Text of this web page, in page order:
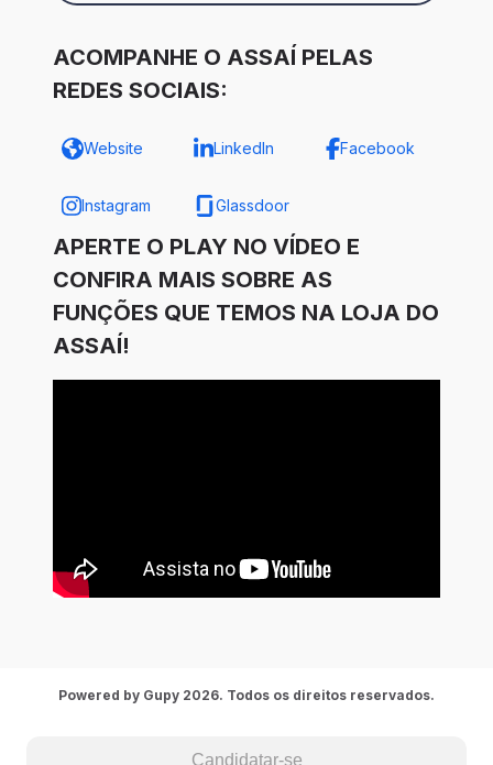
ACOMPANHE O ASSAÍ PELAS
REDES SOCIAIS:
Website LinkedIn Facebook
Instagram Glassdoor
APERTE O PLAY NO VÍDEO E
CONFIRA MAIS SOBRE AS
FUNÇÕES QUE TEMOS NA LOJA DO
ASSAÍ!
Candidatar-se
Powered by Gupy 2026. Todos os direitos reservados.